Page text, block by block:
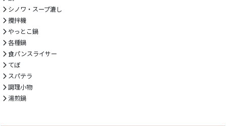
シノワ・スープ漉し
攪拌機
やっとこ鍋
各種鍋
食パンスライサー
てぼ
スパテラ
調理小物
湯煎鍋